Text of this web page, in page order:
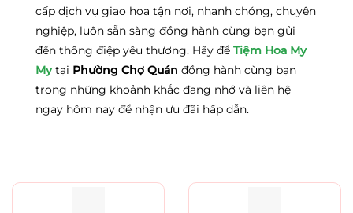
cấp dịch vụ giao hoa tận nơi, nhanh chóng, chuyên
nghiệp, luôn sẵn sàng đồng hành cùng bạn gửi
đến thông điệp yêu thương. Hãy để Tiệm Hoa My
Mytại Phường Chợ Quán đồng hành cùng bạn
trong những khoảnh khắc đang nhớ và liên hệ
ngay hôm nay để nhận ưu đãi hấp dẫn.